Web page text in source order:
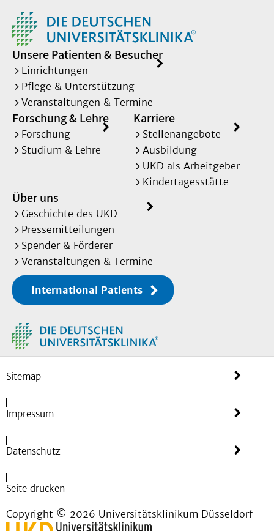
Unsere Patienten & Besucher
Einrichtungen
Pflege & Unterstützung
Veranstaltungen & Termine
Forschung & Lehre
Forschung
Studium & Lehre
Karriere
Stellenangebote
Ausbildung
UKD als Arbeitgeber
Kindertagesstätte
Über uns
Geschichte des UKD
Pressemitteilungen
Spender & Förderer
Veranstaltungen & Termine
International Patients
Sitemap
Impressum
Datenschutz
Seite drucken
Copyright © 2026 Universitätsklinikum Düsseldorf